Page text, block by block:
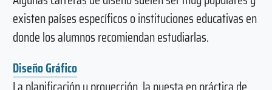
existen países específicos o instituciones educativas en
donde los alumnos recomiendan estudiarlas.
Diseño Gráfico